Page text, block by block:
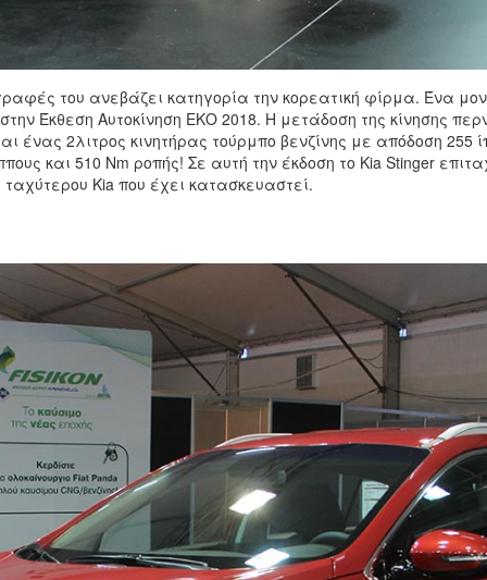
του ανεβάζει κατηγορία την κορεατική φίρμα. Ένα
Έκθεση Αυτοκίνηση ΕΚΟ 2018. Η μετάδοση της κίνησης
ένας 2λιτρος κινητήρας τούρμπο βενζίνης με απόδοση 255
και 510 Nm ροπής! Σε αυτή την έκδοση το Kia Stinger
ταχύτερου Kia που έχει κατασκευαστεί.